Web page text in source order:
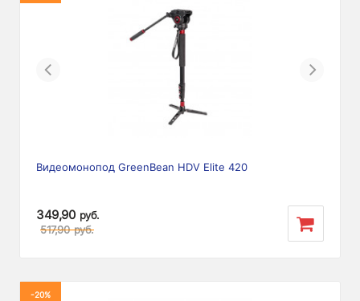
Previous Next
Видеомонопод GreenBean HDV Elite 420
349,90 руб.
517,90 руб.
-20%